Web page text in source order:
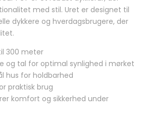
kr..
er:
10.995,00 kr..
med stil. Uret er designet til
dykkere og hverdagsbrugere, der
300 meter
og tal for optimal synlighed i mørket
hus for holdbarhed
praktisk brug
komfort og sikkerhed under